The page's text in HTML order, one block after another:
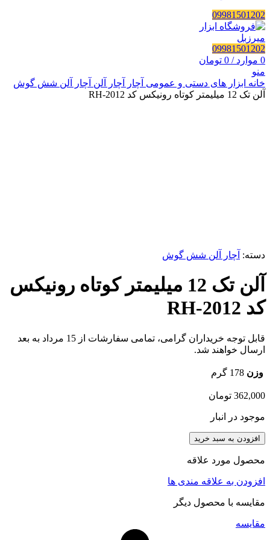
09981501202
09981501202
0 موارد /
0 تومان
منو
خانه ابزار های دستی و عمومی آچار آچار آلن آچار آلن شش گوش
آلن تک 12 میلیمتر کوتاه رونیکس کد RH-2012
دسته: آچار آلن شش گوش
آلن تک 12 میلیمتر کوتاه رونیکس
کد RH-2012
قابل توجه خریداران گرامی، تمامی سفارشات از 15 مرداد به بعد
ارسال خواهند شد.
وزن 178 گرم
362,000 تومان
موجود در انبار
افزودن به سبد خرید
محصول مورد علاقه
افزودن به علاقه مندی ها
مقایسه با محصول دیگر
مقایسه